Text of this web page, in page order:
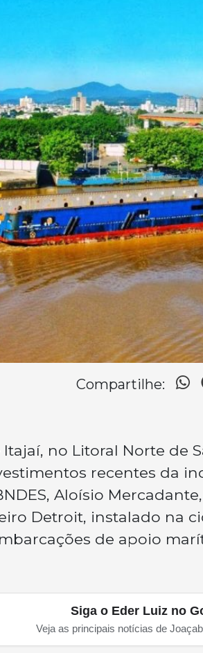
Compartilhe:
no Litoral Norte de
recentes da
Aloísio
Detroit, instalado na
de apoio
Siga o Eder Luiz no
Veja as principais notícias de